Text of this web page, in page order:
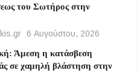
του Σωτήρος στην
6 Αυγούστου, 2026
Άμεση η κατάσβεση
σε χαμηλή βλάστηση στην